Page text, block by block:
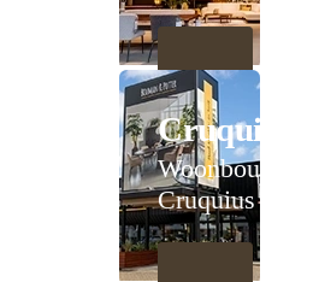
Cruquius
Woonboulevard
Cruquius